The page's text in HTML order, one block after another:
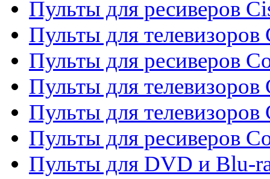
Пульты для ресиверов
Пульты для телевизоров
Пульты для ресиверов
Пульты для телевизоров
Пульты для телевизоров
Пульты для ресиверов
Пульты для DVD и Blu-